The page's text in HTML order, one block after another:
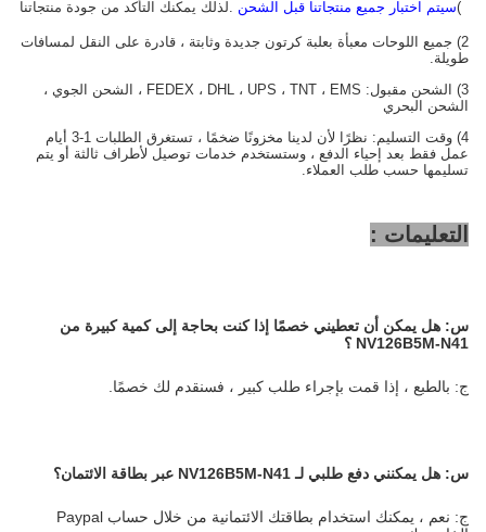
سيتم اختبار جميع منتجاتنا قبل الشحن .لذلك يمكنك التأكد من جودة منتجاتنا
2) جميع اللوحات معبأة بعلبة كرتون جديدة وثابتة ، قادرة على النقل لمسافات
طويلة.
3) الشحن مقبول: FEDEX ، DHL ، UPS ، TNT ، EMS ، الشحن الجوي ،
الشحن البحري
4) وقت التسليم: نظرًا لأن لدينا مخزونًا ضخمًا ، تستغرق الطلبات 1-3 أيام
عمل فقط بعد إحياء الدفع ، وستستخدم خدمات توصيل لأطراف ثالثة أو يتم
تسليمها حسب طلب العملاء.
التعليمات :
س: هل يمكن أن تعطيني خصمًا إذا كنت بحاجة إلى كمية كبيرة من
NV126B5M-N41 ؟
ج: بالطبع ، إذا قمت بإجراء طلب كبير ، فسنقدم لك خصمًا.
س: هل يمكنني دفع طلبي لـ NV126B5M-N41 عبر بطاقة الائتمان؟
ج: نعم ، يمكنك استخدام بطاقتك الائتمانية من خلال حساب Paypal